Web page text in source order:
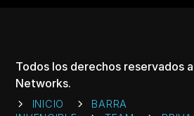
Todos los derechos reservados
Networks.
INICIO
BARRA